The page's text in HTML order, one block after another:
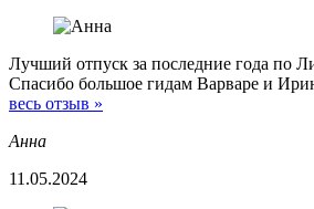
Лучший отпуск за последние года по
Спасибо большое гидам Варваре и
весь отзыв »
Анна
11.05.2024